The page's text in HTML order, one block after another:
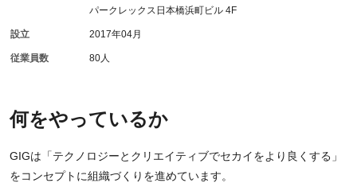
何をやっているか
GIGは「テクノロジーとクリエイティブでセカイをより良くする」
をコンセプトに組織づくりを進めています。
パークレックス日本橋浜町ビル 4F
設立 2017年04月
従業員数 80人